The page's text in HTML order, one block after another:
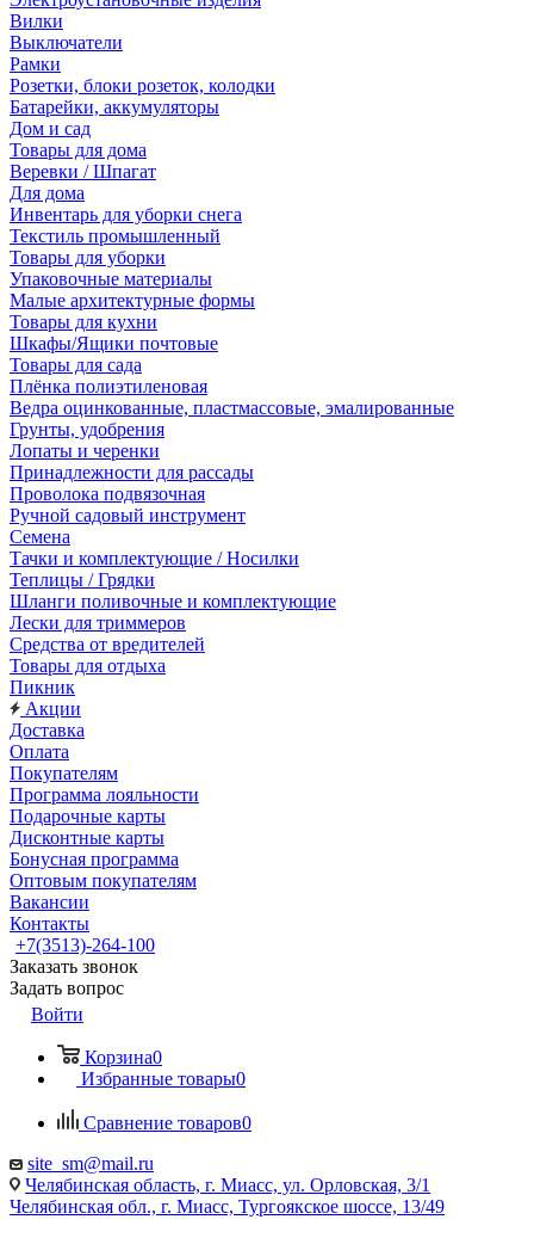
Вилки
Выключатели
Рамки
Розетки, блоки розеток, колодки
Батарейки, аккумуляторы
Дом и сад
Товары для дома
Веревки / Шпагат
Для дома
Инвентарь для уборки снега
Текстиль промышленный
Товары для уборки
Упаковочные материалы
Малые архитектурные формы
Товары для кухни
Шкафы/Ящики почтовые
Товары для сада
Плёнка полиэтиленовая
Ведра оцинкованные, пластмассовые, эмалированные
Грунты, удобрения
Лопаты и черенки
Принадлежности для рассады
Проволока подвязочная
Ручной садовый инструмент
Семена
Тачки и комплектующие / Носилки
Теплицы / Грядки
Шланги поливочные и комплектующие
Лески для триммеров
Средства от вредителей
Товары для отдыха
Пикник
Акции
Доставка
Оплата
Покупателям
Программа лояльности
Подарочные карты
Дисконтные карты
Бонусная программа
Оптовым покупателям
Вакансии
Контакты
+7(3513)-264-100
Заказать звонок
Задать вопрос
Войти
Корзина0
Избранные товары0
Сравнение товаров0
site_sm@mail.ru
Челябинская область, г. Миасс, ул. Орловская, 3/1
Челябинская обл., г. Миасс, Тургоякское шоссе, 13/49